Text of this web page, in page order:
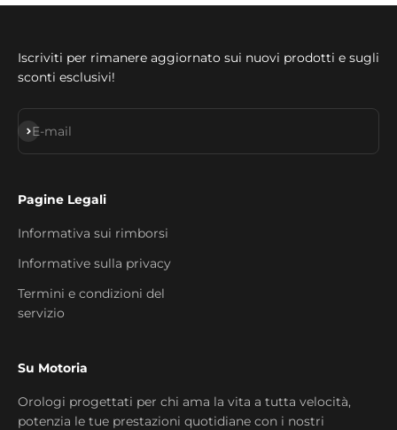
Iscriviti per rimanere aggiornato sui nuovi prodotti e sugli
sconti esclusivi!
E-mail
Iscriviti alla newsletter
Pagine Legali
Informativa sui rimborsi
Informative sulla privacy
Termini e condizioni del
servizio
Su Motoria
Orologi progettati per chi ama la vita a tutta velocità,
potenzia le tue prestazioni quotidiane con i nostri